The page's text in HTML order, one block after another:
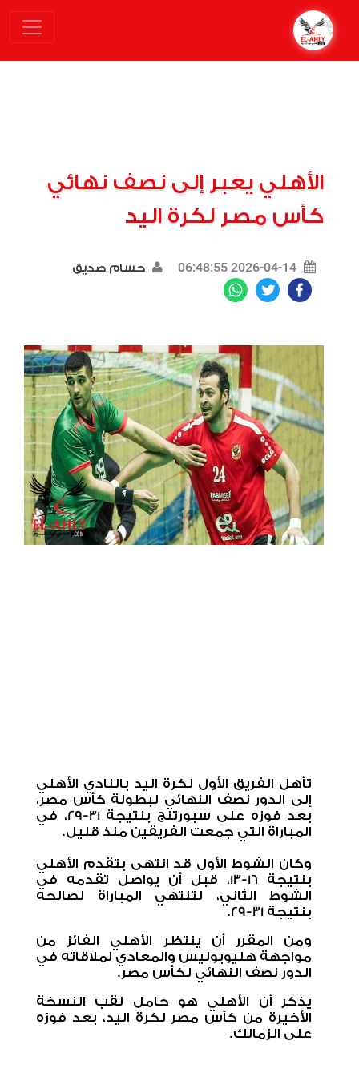
الأهلي يعبر إلى نصف نهائي
كأس مصر لكرة اليد
2026-04-14 06:48:55 حسام صديق
Facebook
Twitter
تأهل الفريق الأول لكرة اليد بالنادي الأهلي
إلى الدور نصف النهائي لبطولة كأس مصر،
بعد فوزه على سبورتنج بنتيجة 31-29، في
المباراة التي جمعت الفريقين منذ قليل.
وكان الشوط الأول قد انتهى بتقدم الأهلي
بنتيجة 16-13، قبل أن يواصل تقدمه في
الشوط الثاني، لتنتهي المباراة لصالحه
بنتيجة 31-29.
ومن المقرر أن ينتظر الأهلي الفائز من
مواجهة هليوبوليس والمعادي لملاقاته في
الدور نصف النهائي لكأس مصر.
يذكر أن الأهلي هو حامل لقب النسخة
الأخيرة من كأس مصر لكرة اليد، بعد فوزه
على الزمالك.